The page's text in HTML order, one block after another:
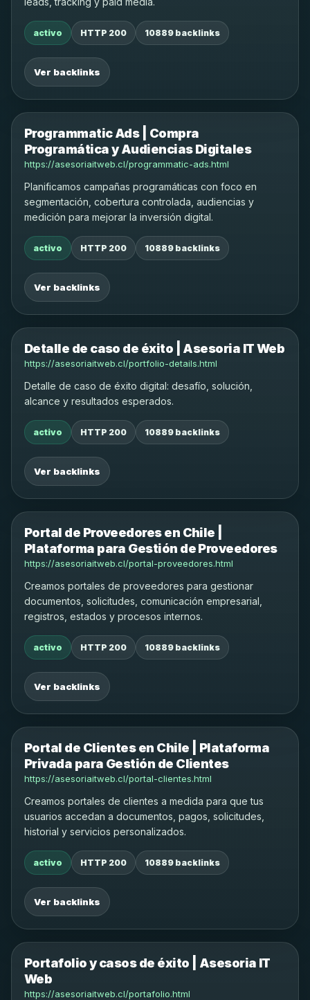
activo HTTP 200 10889 backlinks
Ver backlinks
Programmatic Ads | Compra
Programática y Audiencias Digitales
https://asesoriaitweb.cl/programmatic-ads.html
Planificamos campañas programáticas con foco en
segmentación, cobertura controlada, audiencias y
medición para mejorar la inversión digital.
activo HTTP 200 10889 backlinks
Ver backlinks
Detalle de caso de éxito | Asesoria IT Web
https://asesoriaitweb.cl/portfolio-details.html
Detalle de caso de éxito digital: desafío, solución,
alcance y resultados esperados.
activo HTTP 200 10889 backlinks
Ver backlinks
Portal de Proveedores en Chile |
Plataforma para Gestión de Proveedores
https://asesoriaitweb.cl/portal-proveedores.html
Creamos portales de proveedores para gestionar
documentos, solicitudes, comunicación empresarial,
registros, estados y procesos internos.
activo HTTP 200 10889 backlinks
Ver backlinks
Portal de Clientes en Chile | Plataforma
Privada para Gestión de Clientes
https://asesoriaitweb.cl/portal-clientes.html
Creamos portales de clientes a medida para que tus
usuarios accedan a documentos, pagos, solicitudes,
historial y servicios personalizados.
activo HTTP 200 10889 backlinks
Ver backlinks
Portafolio y casos de éxito | Asesoria IT
Web
https://asesoriaitweb.cl/portafolio.html